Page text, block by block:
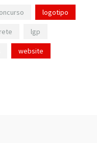
logotipo
lgp
website